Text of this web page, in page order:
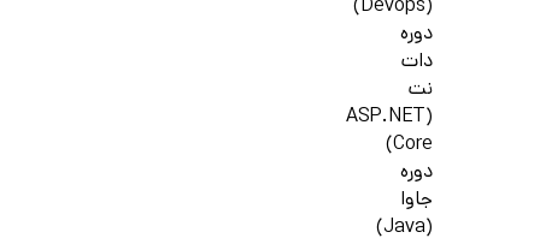
(Devops)
دوره
دات
نت
(ASP.NET
Core)
دوره
جاوا
(Java)